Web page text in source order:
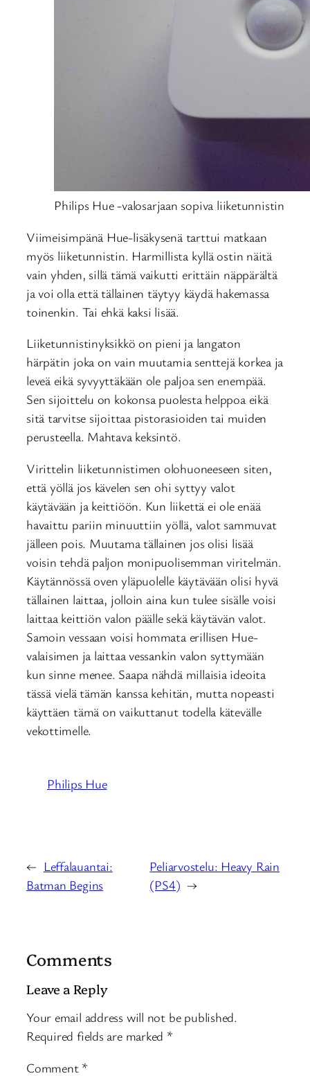
Philips Hue -valosarjaan sopiva liiketunnistin
Viimeisimpänä Hue-lisäkysenä tarttui matkaan
myös liiketunnistin. Harmillista kyllä ostin näitä
vain yhden, sillä tämä vaikutti erittäin näppärältä
ja voi olla että tällainen täytyy käydä hakemassa
toinenkin. Tai ehkä kaksi lisää.
Liiketunnistinyksikkö on pieni ja langaton
härpätin joka on vain muutamia senttejä korkea ja
leveä eikä syvyyttäkään ole paljoa sen enempää.
Sen sijoittelu on kokonsa puolesta helppoa eikä
sitä tarvitse sijoittaa pistorasioiden tai muiden
perusteella. Mahtava keksintö.
Virittelin liiketunnistimen olohuoneeseen siten,
että yöllä jos kävelen sen ohi syttyy valot
käytävään ja keittiöön. Kun liikettä ei ole enää
havaittu pariin minuuttiin yöllä, valot sammuvat
jälleen pois. Muutama tällainen jos olisi lisää
voisin tehdä paljon monipuolisemman viritelmän.
Käytännössä oven yläpuolelle käytävään olisi hyvä
tällainen laittaa, jolloin aina kun tulee sisälle voisi
laittaa keittiön valon päälle sekä käytävän valot.
Samoin vessaan voisi hommata erillisen Hue-
valaisimen ja laittaa vessankin valon syttymään
kun sinne menee. Saapa nähdä millaisia ideoita
tässä vielä tämän kanssa kehitän, mutta nopeasti
käyttäen tämä on vaikuttanut todella kätevälle
vekottimelle.
Philips Hue
← Leffalauantai:
Batman Begins
Peliarvostelu: Heavy Rain
(PS4) →
Comments
Leave a Reply
Your email address will not be published.
Required fields are marked *
Comment *